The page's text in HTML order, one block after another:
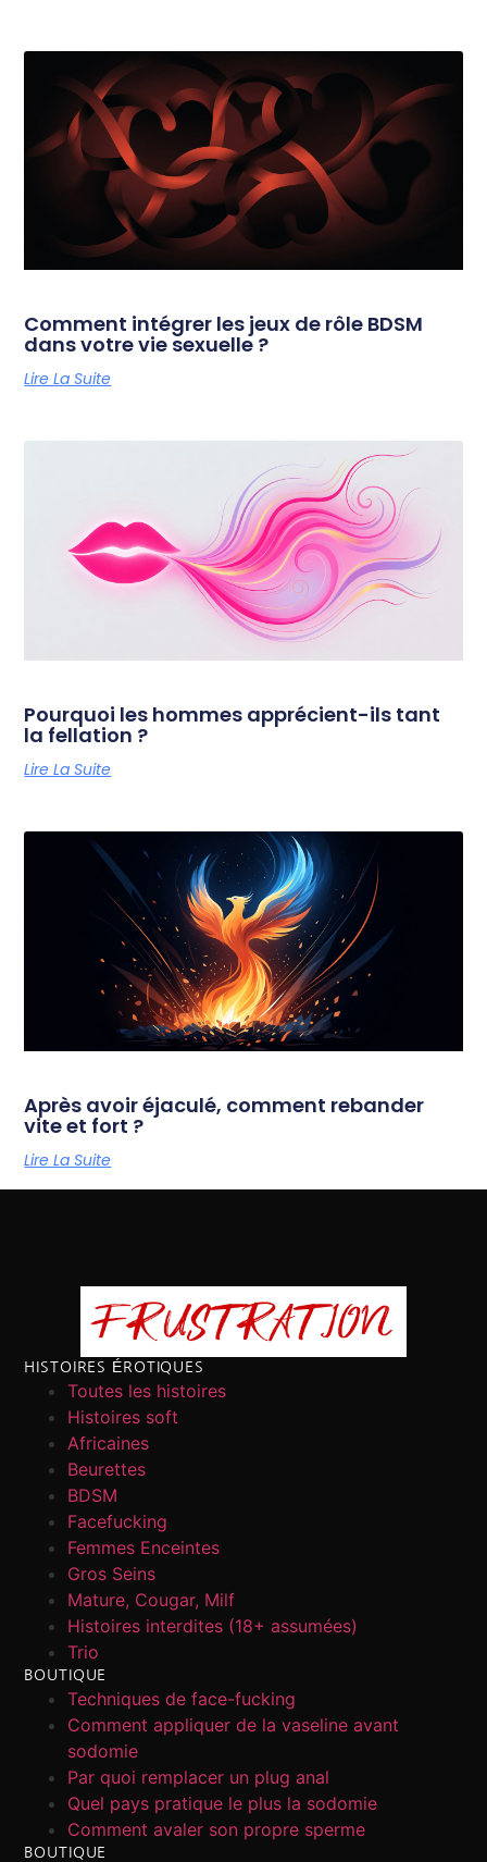
Comment intégrer les jeux de rôle BDSM
dans votre vie sexuelle ?
Lire La Suite
Pourquoi les hommes apprécient-ils tant
la fellation ?
Lire La Suite
Après avoir éjaculé, comment rebander
vite et fort ?
Lire La Suite
HISTOIRES ÉROTIQUES
Toutes les histoires
Histoires soft
Africaines
Beurettes
BDSM
Facefucking
Femmes Enceintes
Gros Seins
Mature, Cougar, Milf
Histoires interdites (18+ assumées)
Trio
BOUTIQUE
Techniques de face-fucking
Comment appliquer de la vaseline avant
sodomie
Par quoi remplacer un plug anal
Quel pays pratique le plus la sodomie
Comment avaler son propre sperme
BOUTIQUE